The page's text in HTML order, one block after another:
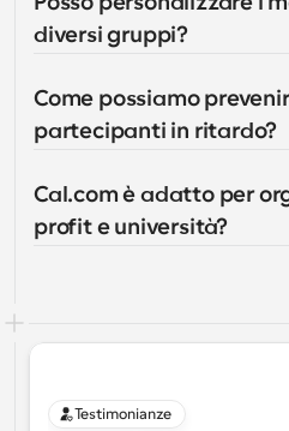
diversi gruppi?
Come possiamo
partecipanti in ritardo?
Cal.com è adatto per
profit e università?
Testimonianze